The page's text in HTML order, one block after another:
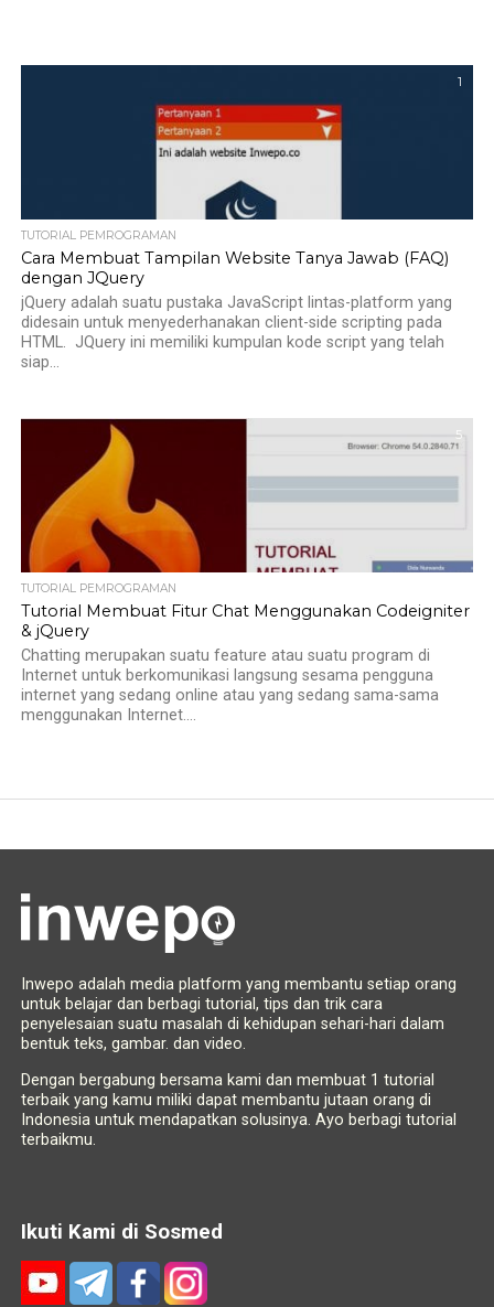
1
TUTORIAL PEMROGRAMAN
Cara Membuat Tampilan Website Tanya Jawab (FAQ)
dengan JQuery
jQuery adalah suatu pustaka JavaScript lintas-platform yang
didesain untuk menyederhanakan client-side scripting pada
HTML. JQuery ini memiliki kumpulan kode script yang telah
siap...
5
TUTORIAL PEMROGRAMAN
Tutorial Membuat Fitur Chat Menggunakan Codeigniter
& jQuery
Chatting merupakan suatu feature atau suatu program di
Internet untuk berkomunikasi langsung sesama pengguna
internet yang sedang online atau yang sedang sama-sama
menggunakan Internet....
Inwepo adalah media platform yang membantu setiap orang
untuk belajar dan berbagi tutorial, tips dan trik cara
penyelesaian suatu masalah di kehidupan sehari-hari dalam
bentuk teks, gambar. dan video.
Dengan bergabung bersama kami dan membuat 1 tutorial
terbaik yang kamu miliki dapat membantu jutaan orang di
Indonesia untuk mendapatkan solusinya. Ayo berbagi tutorial
terbaikmu.
Ikuti Kami di Sosmed